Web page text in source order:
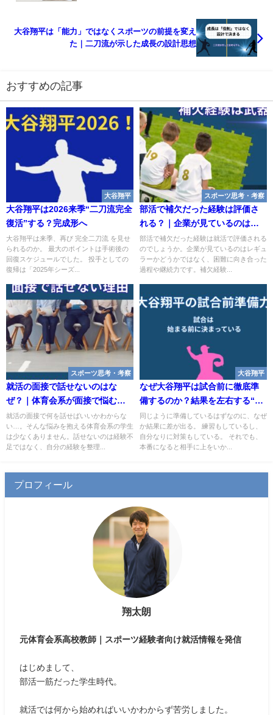
大谷翔平は「能力」ではなくスポーツの前提を変え
た｜二刀流が示した成長の設計思想
おすすめの記事
大谷翔平
大谷翔平は2026来季“二刀流完全
復活”する？完成形へ
大谷翔平は来季、再び 完全二刀流 を見せ
られるのか。 最大のポイントは手術後の
回復スケジュールでした。 投手としての
復帰は「2025年シーズ...
スポーツ思考・考察
部活で補欠だった経験は評価さ
れる？｜企業が見ているのは結
果ではない
部活で補欠だった経験は就活で評価される
のでしょうか。企業が見ているのはレギュ
ラーかどうかではなく、困難に向き合った
過程や継続力です。補欠経験...
スポーツ思考・考察
就活の面接で話せないのはな
ぜ？｜体育会系が面接で悩む本
当の理由
就活の面接で何を話せばいいかわからな
い…。そんな悩みを抱える体育会系の学生
は少なくありません。話せないのは経験不
足ではなく、自分の経験を整理...
大谷翔平
なぜ大谷翔平は試合前に徹底準
備するのか？結果を左右する“情
報戦の仕組み”
同じように準備しているはずなのに、なぜ
か結果に差が出る。 練習もしているし、
自分なりに対策もしている。 それでも、
本番になると相手に上をいか...
プロフィール
翔太朗
元体育会系高校教師｜スポーツ経験者向け就活情報を発信
はじめまして、
部活一筋だった学生時代。
就活では何から始めればいいかわからず苦労しました。